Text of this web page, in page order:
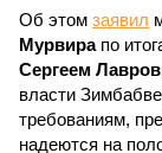
Об этом заявил
Мурвирапо
Сергеем
власти
требованиям,
надеются на